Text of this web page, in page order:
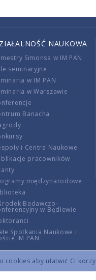
cookies aby ułatwić Ci
NAUKOWA
Simonsa w IM PAN
seminaryjne
w IM PAN
w Warszawie
Banacha
i Centra Naukowe
pracowników
międzynarodowe
Badawczo-
w Będlewie
Spotkania Naukowe i
IM PAN